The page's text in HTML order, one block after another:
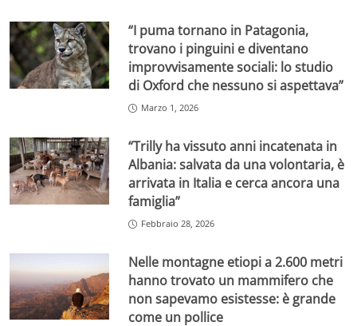
“I puma tornano in Patagonia,
trovano i pinguini e diventano
improvvisamente sociali: lo studio
di Oxford che nessuno si aspettava”
Marzo 1, 2026
“Trilly ha vissuto anni incatenata in
Albania: salvata da una volontaria, è
arrivata in Italia e cerca ancora una
famiglia”
Febbraio 28, 2026
Nelle montagne etiopi a 2.600 metri
hanno trovato un mammifero che
non sapevamo esistesse: è grande
come un pollice